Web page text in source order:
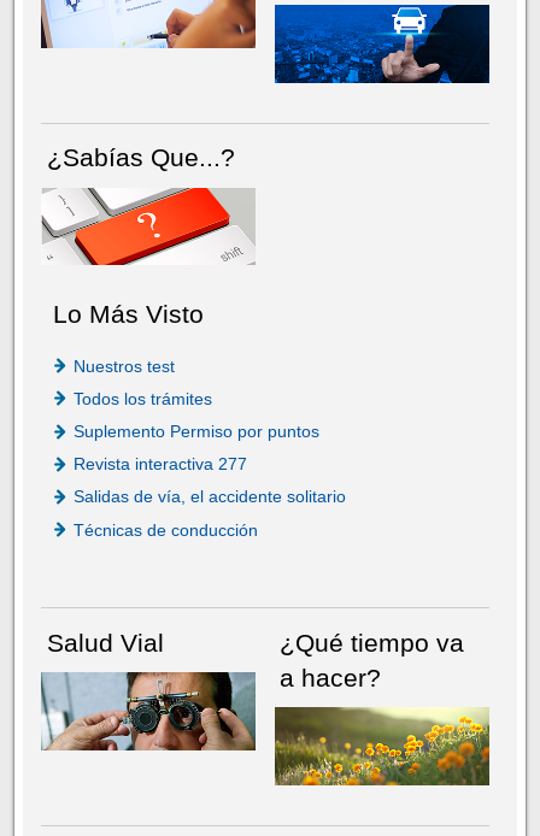
¿Sabías Que...?
Lo Más Visto
Nuestros test
Todos los trámites
Suplemento Permiso por puntos
Revista interactiva 277
Salidas de vía, el accidente solitario
Técnicas de conducción
Salud Vial
¿Qué tiempo va
a hacer?